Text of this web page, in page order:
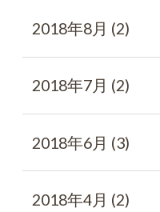
2018年8月 (2)
2018年7月 (2)
2018年6月 (3)
2018年4月 (2)